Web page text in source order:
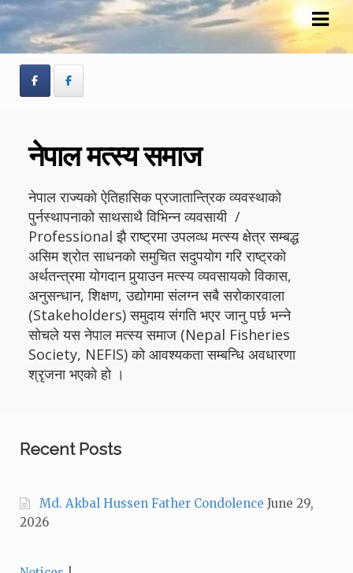
Skip
to
navigation
Skip
to
content
नेपाल मत्स्य समाज
नेपाल राज्यको ऐतिहासिक प्रजातान्त्रिक व्यवस्थाको
पुर्नस्थापनाको साथसाथै विभिन्न व्यवसायी /
Professional झै राष्ट्रमा उपलव्ध मत्स्य क्षेत्र सम्बद्ध
असिम श्रोत साधनको समुचित सदुपयोग गरि राष्ट्रको
अर्थतन्त्रमा योगदान पुर्‍याउन मत्स्य व्यवसायको विकास,
अनुसन्धान, शिक्षण, उद्योगमा संलग्न सबै सरोकारवाला
(Stakeholders) समुदाय संगति भएर जानु पर्छ भन्ने
सोचले यस नेपाल मत्स्य समाज (Nepal Fisheries
Society, NEFIS) को आवश्यकता सम्बन्धि अवधारणा
श्रृजना भएको हो ।
Recent Posts
Md. Akbal Hussen Father Condolence June 29,
2026